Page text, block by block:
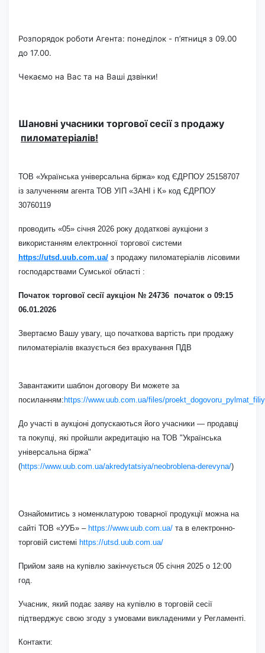
Розпорядок роботи Агента: понеділок - п’ятниця з 09.00
до 17.00.
Чекаємо на Вас та на Ваші дзвінки!
Шановні учасники торгової сесії з продажу
пиломатеріалів!
ТОВ «Українська універсальна біржа» код ЄДРПОУ 25158707
із залученням агента ТОВ УІП «ЗАНІ і К» код ЄДРПОУ
30760119
проводить «05» січня 2026 року додаткові аукціони з
використанням електронної торгової системи
https://utsd.uub.com.ua/ з продажу пиломатеріалів лісовими
господарствами Сумської області :
Початок торгової сесії аукціон № 24736 початок о 09:15
06.01.2026
Звертаємо Вашу увагу, що початкова вартість при продажу
пиломатеріалів вказується без врахування ПДВ
Завантажити шаблон договору Ви можете за
посиланням: https://www.uub.com.ua/files/
До участі в аукціоні допускаються його учасники — продавці
та покупці, які пройшли акредитацію на ТОВ "Українська
універсальна біржа"
(https://www.uub.com.ua/akredytatsiya/neobroblena-derevyna/)
Ознайомитись з номенклатурою товарної продукції можна на
сайті ТОВ «УУБ» – https://www.uub.com.ua/ та в електронно-
торговій системі https://utsd.uub.com.ua/
Прийом заяв на купівлю закінчується 05 січня 2025 о 12:00
год.
Учасник, який подає заяву на купівлю в торговій сесії
підтверджує свою згоду з умовами викладеними у Регламенті.
Контакти: